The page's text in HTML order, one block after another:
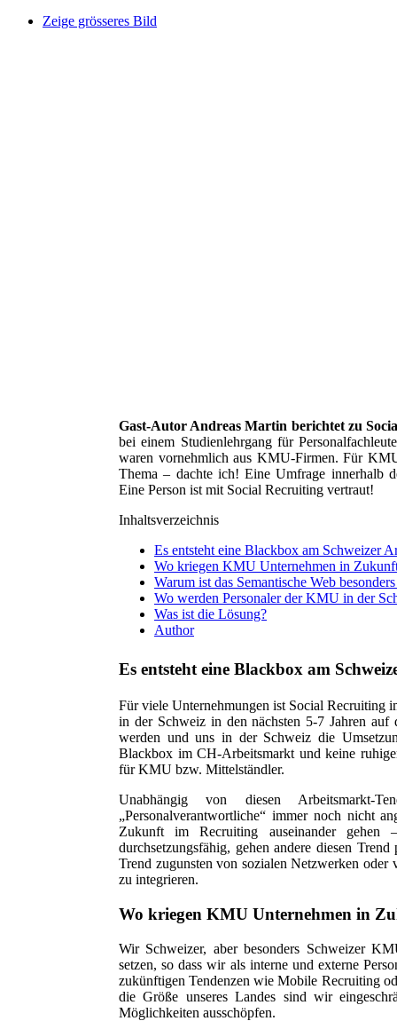
Zeige grösseres Bild
Gast-Autor Andreas Martin berichtet zu
bei einem Studienlehrgang für
waren vornehmlich aus KMU-Firmen. Für
Thema – dachte ich! Eine Umfrage innerhalb
Eine Person ist mit Social Recruiting vertraut!
Inhaltsverzeichnis
Es entsteht eine Blackbox am Schweizer
Wo kriegen KMU Unternehmen in
Warum ist das Semantische Web
Wo werden Personaler der KMU in der
Was ist die Lösung?
Author
Es entsteht eine Blackbox am
Für viele Unternehmungen ist Social Recruiting
in der Schweiz in den nächsten 5-7 Jahren
werden und uns in der Schweiz die
Blackbox im CH-Arbeitsmarkt und keine
für KMU bzw. Mittelständler.
Unabhängig von diesen Arbeitsmarkt-
„Personalverantwortliche“ immer noch nicht
Zukunft im Recruiting auseinander
durchsetzungsfähig, gehen andere diesen
Trend zugunsten von sozialen Netzwerken
zu integrieren.
Wo kriegen KMU Unternehmen in
Wir Schweizer, aber besonders Schweizer
setzen, so dass wir als interne und externe
zukünftigen Tendenzen wie Mobile Recruiting
die Größe unseres Landes sind wir
Möglichkeiten ausschöpfen.